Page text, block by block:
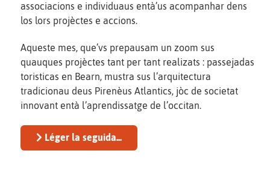
associacions e individuaus entà’us acompanhar dens
los lors projèctes e accions.
Aqueste mes, que’vs prepausam un zoom sus
quauques projèctes tant per tant realizats : passejadas
toristicas en Bearn, mustra sus l’arquitectura
tradicionau deus Pirenèus Atlantics, jòc de societat
innovant entà l’aprendissatge de l’occitan.
Léger la seguida...